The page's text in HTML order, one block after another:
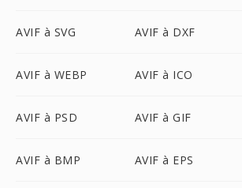
AVIF à SVG AVIF à DXF
AVIF à WEBP AVIF à ICO
AVIF à PSD AVIF à GIF
AVIF à BMP AVIF à EPS